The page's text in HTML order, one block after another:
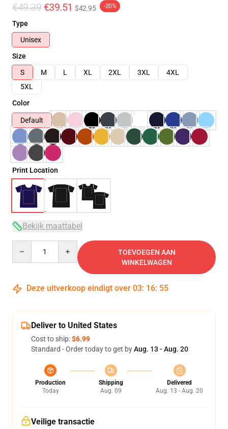
€49.39 €39.51 $42.95 -20%
Type
Unisex
Size
S
M L XL 2XL 3XL
4XL
5XL
Color
Default
Print Location
Bekijk maattabel
TOEVOEGEN AAN
WINKELWAGEN
Deze uitverkoop eindigt over 03: 16: 54
Deliver to United States
Cost to ship:$6.99
Standard - Order today to get byAug. 13 - Aug. 20
Production
Today
Shipping
Aug. 09
Delivered
Aug. 13 - Aug. 20
Veilige transactie